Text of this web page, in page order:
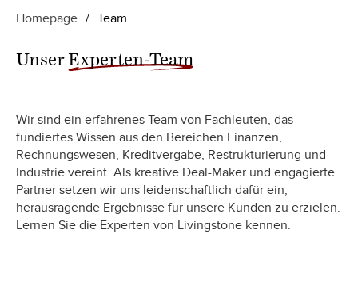
Homepage / Team
Unser Experten-Team
Wir sind ein erfahrenes Team von Fachleuten, das
fundiertes Wissen aus den Bereichen Finanzen,
Rechnungswesen, Kreditvergabe, Restrukturierung und
Industrie vereint. Als kreative Deal-Maker und engagierte
Partner setzen wir uns leidenschaftlich dafür ein,
herausragende Ergebnisse für unsere Kunden zu erzielen.
Lernen Sie die Experten von Livingstone kennen.